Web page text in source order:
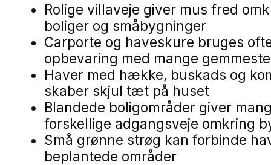
Rolige villaveje giver mus fred
boliger og småbygninger
Carporte og haveskure bruges
opbevaring med mange
Haver med hække, buskads og
skaber skjul tæt på huset
Blandede boligområder giver
forskellige adgangsveje omkring
Små grønne strøg kan forbinde
beplantede områder